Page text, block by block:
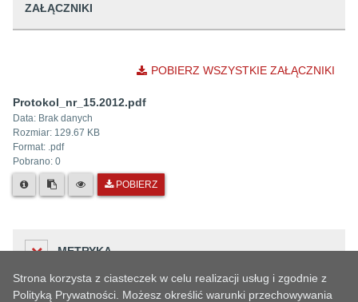
ZAŁĄCZNIKI
POBIERZ WSZYSTKIE ZAŁĄCZNIKI
Protokol_nr_15.2012.pdf
Data: Brak danych
Rozmiar: 129.67 KB
Format: .pdf
Pobrano: 0
POBIERZ
METRYKA
Strona korzysta z ciasteczek w celu realizacji usług i zgodnie z
Polityką Prywatności. Możesz określić warunki przechowywania